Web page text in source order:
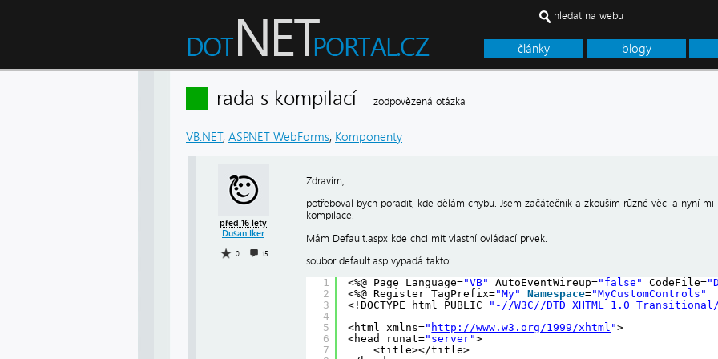
články blogy
hledat na webu
rada s kompilací zodpovězená otázka
VB.NET, ASP.NET WebForms, Komponenty
před 16 lety
Dušan Iker
0 15
Zdravím,
potřeboval bych poradit, kde dělám chybu. Jsem začátečník a zkouším různé věci a nyní
kompilace.
Mám Default.aspx kde chci mít vlastní ovládací prvek.
soubor default.asp vypadá takto:
1
2
3
4
5
6
7
<%@ Page Language="VB" AutoEventWireup="false" CodeFile=
<%@ Register TagPrefix="My" Namespace="MyCustomControls"
<!DOCTYPE html PUBLIC
"-//W3C//DTD XHTML 1.0
<html xmlns=" http://www.w3.org/1999/xhtml ">
<head runat="server">
<title></title>